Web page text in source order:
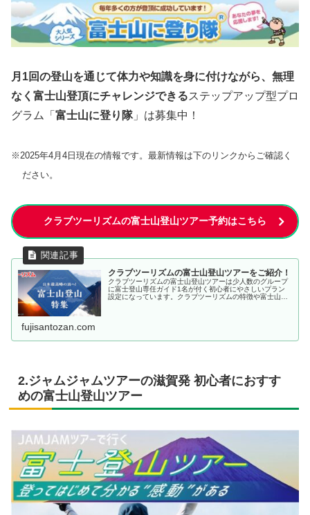
月1回の登山を通じて体力や知識を身に付けながら、無理
なく富士山登頂にチャレンジできるステップアップ型プロ
グラム「 富士山に登り隊」は募集中！
※2025年4月4日現在の情報です。最新情報は下のリンクからご確認く
ださい。
クラブツーリズムの富士山登山ツアー予約はこちら
クラブツーリズムの富士山登山ツアーをご紹介！
クラブツーリズムの富士山登山ツアーは少人数のグループ
に富士登山専任ガイド1名が付く初心者にやさしいプラン
設定になっています。クラブツーリズムの特徴や富士山登
fujisantozan.com
2.ジャムジャムツアーの滋賀発 初心者におすす
めの富士山登山ツアー